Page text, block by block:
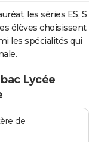
les séries ES, S
élèves choisissent
les spécialités qui
Lycée
de